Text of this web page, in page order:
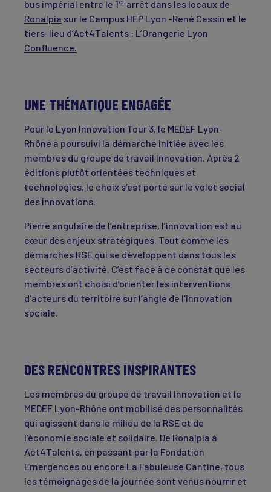
bus impérial entre le 1
arrêt dans les locaux de
Ronalpia sur le Campus HEP Lyon -René Cassin et le
tiers-lieu d’Act4Talents : L’Orangerie Lyon
Confluence.
UNE THÉMATIQUE ENGAGÉE
Pour le Lyon Innovation Tour 3, le MEDEF Lyon-
Rhône a poursuivi la démarche initiée avec les
membres du groupe de travail Innovation. Après 2
éditions plutôt orientées techniques et
technologies, le choix s’est porté sur le volet social
des innovations.
Pierre angulaire de l’entreprise, l’innovation est au
cœur des enjeux stratégiques. Tout comme les
démarches RSE qui se développent dans tous les
secteurs d’activité. C’est face à ce constat que les
membres ont choisi d’orienter les interventions
d’acteurs du territoire sur l’angle de l’innovation
sociale.
DES RENCONTRES INSPIRANTES
Les membres du groupe de travail Innovation et le
MEDEF Lyon-Rhône ont mobilisé des personnalités
qui agissent dans le milieu de la RSE et de
l’économie sociale et solidaire. De Ronalpia à
Act4Talents, en passant par la Fondation
Emergences ou encore La Fabuleuse Cantine, tous
les témoignages de la journée sont venus nourrir et